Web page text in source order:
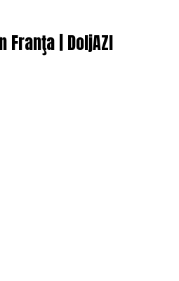
| DoljAZI